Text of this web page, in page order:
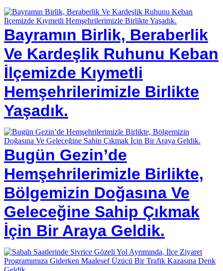
Bayramın Birlik, Beraberlik
Ve Kardeşlik Ruhunu Keban
İlçemizde Kıymetli
Hemşehrilerimizle Birlikte
Yaşadık.
Bugün Gezin’de
Hemşehrilerimizle Birlikte,
Bölgemizin Doğasına Ve
Geleceğine Sahip Çıkmak
İçin Bir Araya Geldik.